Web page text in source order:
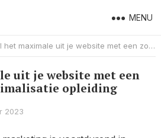
MENU
maximale uit je website met een zoekmachine optimalisatie opleiding
uit je website met een
opleiding
2023